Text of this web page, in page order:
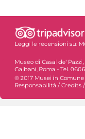
Leggi le recensioni su:
Museo di Casal de'
Galbani, Roma - Tel.
© 2017 Musei in Comune
Responsabilità / Credits /